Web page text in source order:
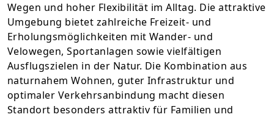
Wegen und hoher Flexibilität im Alltag. Die attraktive
Umgebung bietet zahlreiche Freizeit- und
Erholungsmöglichkeiten mit Wander- und
Velowegen, Sportanlagen sowie vielfältigen
Ausflugszielen in der Natur. Die Kombination aus
naturnahem Wohnen, guter Infrastruktur und
optimaler Verkehrsanbindung macht diesen
Standort besonders attraktiv für Familien und